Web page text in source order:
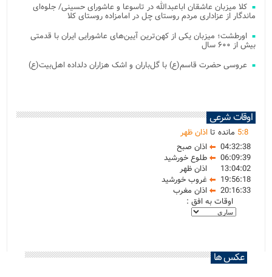
کلا میزبان عاشقان اباعبدالله در تاسوعا و عاشورای حسینی/ جلوه‌ای
ماندگار از عزاداری مردم روستای چل در امامزاده روستای کلا
اورطشت؛ میزبان یکی از کهن‌ترین آیین‌های عاشورایی ایران با قدمتی
بیش از ۶۰۰ سال
عروسی حضرت قاسم(ع) با گل‌باران و اشک هزاران دلداده اهل‌بیت(ع)
اوقات شرعی
5:8 مانده تا اذان ظهر
04:32:38
اذان صبح
06:09:39
طلوع خورشید
13:04:02
اذان ظهر
19:56:18
غروب خورشید
20:16:33
اذان مغرب
اوقات به افق :
عکس ها